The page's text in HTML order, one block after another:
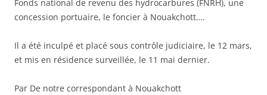
Fonds national de revenu des hydrocarbures (FNRH), une
concession portuaire, le foncier à Nouakchott….
Il a été inculpé et placé sous contrôle judiciaire, le 12 mars,
et mis en résidence surveillée, le 11 mai dernier.
Par De notre correspondant à Nouakchott